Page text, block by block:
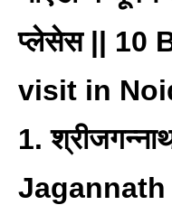
प्लेसेस || 10
visit in
1.
Jagannath